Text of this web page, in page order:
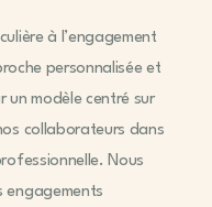
à l’engagement
personnalisée et
un modèle centré sur
collaborateurs dans
Nous
engagements